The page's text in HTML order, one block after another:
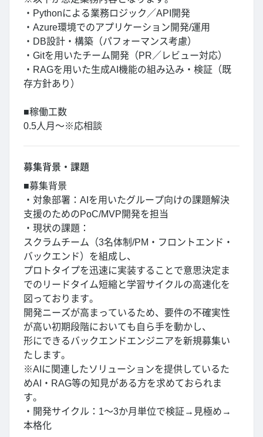
・Pythonによる業務ロジック／API開発
・Azure環境でのアプリケーション開発/運用
・DB設計・構築（パフォーマンス考慮）
・Gitを用いたチーム開発（PR／レビュー対応）
・RAGを用いた生成AI機能の組み込み・検証（既
存方針あり）
■稼働工数
0.5人月～※応相談
募集背景・課題
■募集背景
・対象部署：AIを用いたグループ向けの課題解決
支援のためのPoC/MVP開発を担当
・現状の課題：
スクラムチーム（3名体制/PM・フロントエンド・
バックエンド）を組成し、
プロトタイプを迅速に実装することで意思決定ま
でのリードタイム短縮と学習サイクルの高速化を
図っております。
開発ニーズが高まっているため、要件の不確実性
が高い初期段階においても自ら手を動かし、
形にできるバックエンドエンジニアを新規募集い
たします。
※AIに関連したソリューションを提供しているた
めAI・RAG等の知見がある方を求めておられま
す。
・開発サイクル：1～3か月単位で検証→見極め→
本格化